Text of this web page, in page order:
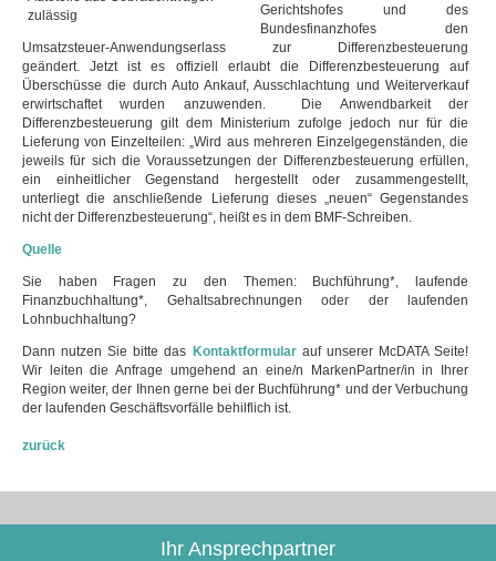
Gerichtshofes und des
Bundesfinanzhofes den
Umsatzsteuer-Anwendungserlass zur Differenzbesteuerung
geändert. Jetzt ist es offiziell erlaubt die Differenzbesteuerung auf
Überschüsse die durch Auto Ankauf, Ausschlachtung und Weiterverkauf
erwirtschaftet wurden anzuwenden. Die Anwendbarkeit der
Differenzbesteuerung gilt dem Ministerium zufolge jedoch nur für die
Lieferung von Einzelteilen: „Wird aus mehreren Einzelgegenständen, die
jeweils für sich die Voraussetzungen der Differenzbesteuerung erfüllen,
ein einheitlicher Gegenstand hergestellt oder zusammengestellt,
unterliegt die anschließende Lieferung dieses „neuen“ Gegenstandes
nicht der Differenzbesteuerung“, heißt es in dem BMF-Schreiben.
Quelle
Sie haben Fragen zu den Themen: Buchführung*, laufende
Finanzbuchhaltung*, Gehaltsabrechnungen oder der laufenden
Lohnbuchhaltung?
Dann nutzen Sie bitte das Kontaktformularauf unserer McDATA Seite!
Wir leiten die Anfrage umgehend an eine/n MarkenPartner/in in Ihrer
Region weiter, der Ihnen gerne bei der Buchführung* und der Verbuchung
der laufenden Geschäftsvorfälle behilflich ist.
zurück
Ihr Ansprechpartner